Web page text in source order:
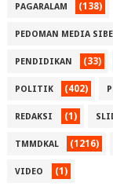
PAGARALAM (138)
PEDOMAN MEDIA
PENDIDIKAN (33)
POLITIK (402)
REDAKSI (1)
TMMDKAL (1216)
VIDEO (1)